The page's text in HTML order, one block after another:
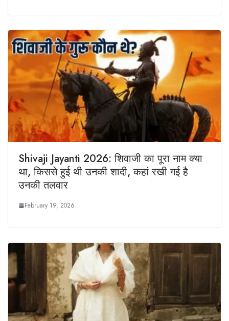
Shivaji Jayanti 2026: शिवाजी का पूरा नाम क्‍या
था, किससे हुई थी उनकी शादी, कहां रखी गई है
उनकी तलवार
February 19, 2026